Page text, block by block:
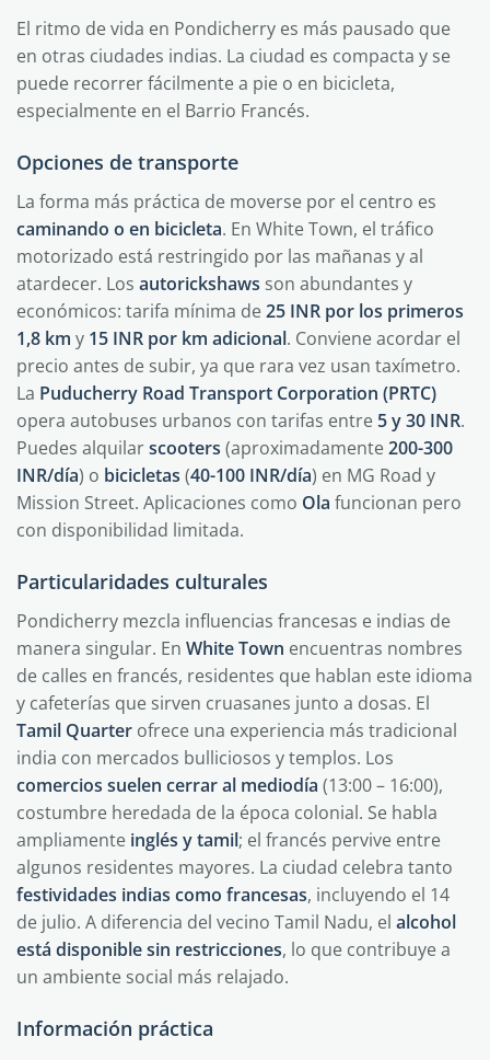
El ritmo de vida en Pondicherry es más pausado que
en otras ciudades indias. La ciudad es compacta y se
puede recorrer fácilmente a pie o en bicicleta,
especialmente en el Barrio Francés.
Opciones de transporte
La forma más práctica de moverse por el centro es
caminando o en bicicleta. En White Town, el tráfico
motorizado está restringido por las mañanas y al
atardecer. Los autorickshaws son abundantes y
económicos: tarifa mínima de25 INR por los primeros
1,8 km y 15 INR por km adicional. Conviene acordar el
precio antes de subir, ya que rara vez usan taxímetro.
La Puducherry Road Transport Corporation (PRTC)
opera autobuses urbanos con tarifas entre 5 y 30 INR.
Puedes alquilarscooters (aproximadamente200-300
INR/día) o bicicletas (40-100 INR/día) en MG Road y
Mission Street. Aplicaciones como Ola funcionan pero
con disponibilidad limitada.
Particularidades culturales
Pondicherry mezcla influencias francesas e indias de
manera singular. En White Town encuentras nombres
de calles en francés, residentes que hablan este idioma
y cafeterías que sirven cruasanes junto a dosas. El
Tamil Quarter ofrece una experiencia más tradicional
india con mercados bulliciosos y templos. Los
comercios suelen cerrar al mediodía (13:00 – 16:00),
costumbre heredada de la época colonial. Se habla
ampliamente inglés y tamil; el francés pervive entre
algunos residentes mayores. La ciudad celebra tanto
festividades indias como francesas, incluyendo el 14
de julio. A diferencia del vecino Tamil Nadu, el alcohol
está disponible sin restricciones, lo que contribuye a
un ambiente social más relajado.
Información práctica